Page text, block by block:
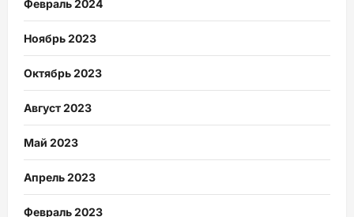
Февраль 2024
Ноябрь 2023
Октябрь 2023
Август 2023
Май 2023
Апрель 2023
Февраль 2023